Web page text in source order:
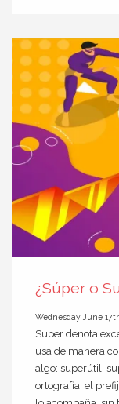
¿Súper o
Wednesday June
Super denota
usa de manera
algo: superútil,
ortografía, el